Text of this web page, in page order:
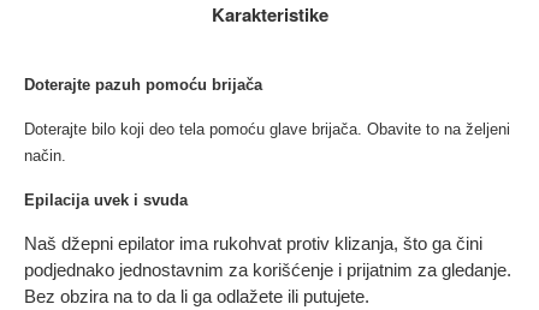
Karakteristike
Doterajte pazuh pomoću brijača
Doterajte bilo koji deo tela pomoću glave brijača. Obavite to na željeni
način.
Epilacija uvek i svuda
Naš džepni epilator ima rukohvat protiv klizanja, što ga čini
podjednako jednostavnim za korišćenje i prijatnim za gledanje.
Bez obzira na to da li ga odlažete ili putujete.